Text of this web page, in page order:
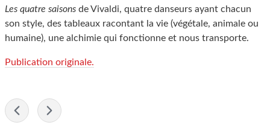
Les quatre saisons de Vivaldi, quatre danseurs ayant chacun
son style, des tableaux racontant la vie (végétale, animale ou
humaine), une alchimie qui fonctionne et nous transporte.
Publication originale.